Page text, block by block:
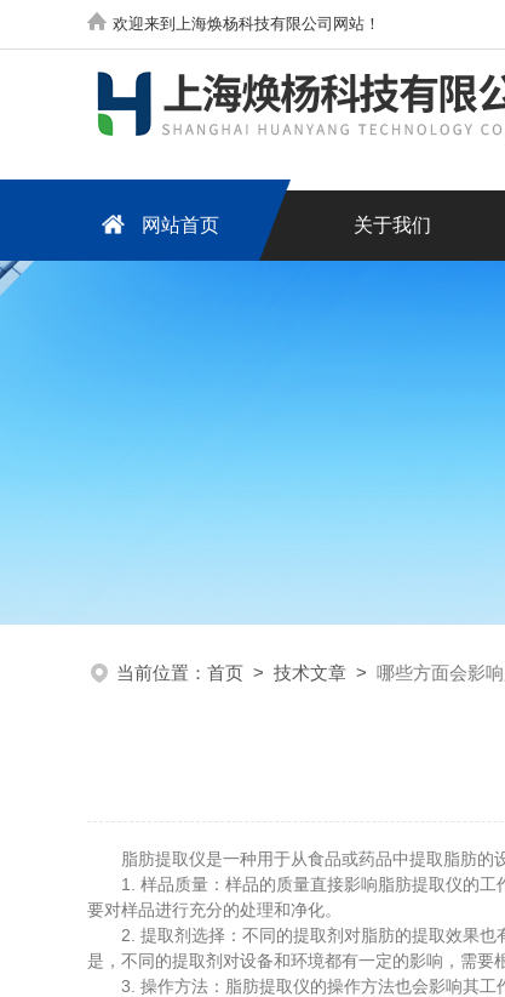
欢迎来到上海焕杨科技有限公司网站！
网站首页 关于我们
当前位置： 首页 > 技术文章 > 哪些方面会影
脂肪提取仪是一种用于从食品或药品中提取脂肪的
1. 样品质量：样品的质量直接影响脂肪提取仪的工
要对样品进行充分的处理和净化。
2. 提取剂选择：不同的提取剂对脂肪的提取效果也
是，不同的提取剂对设备和环境都有一定的影响，需要
3. 操作方法：脂肪提取仪的操作方法也会影响其工